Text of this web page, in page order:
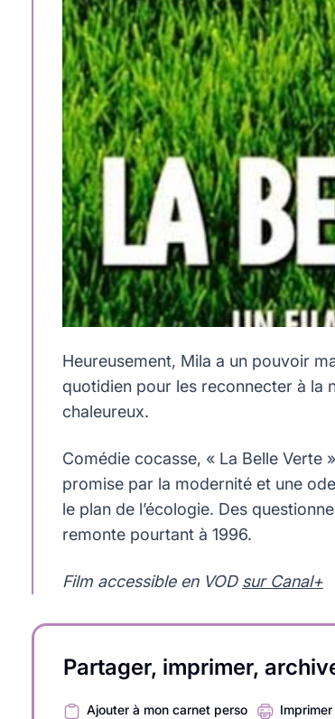
Heureusement, Mila a un pouvoir
quotidien pour les reconnecter à la
chaleureux.
Comédie cocasse, « La Belle Verte
promise par la modernité et une
le plan de l’écologie. Des
remonte pourtant à 1996.
Film accessible en VOD sur Canal+
Partager, imprimer,
Ajouter à mon carnet perso